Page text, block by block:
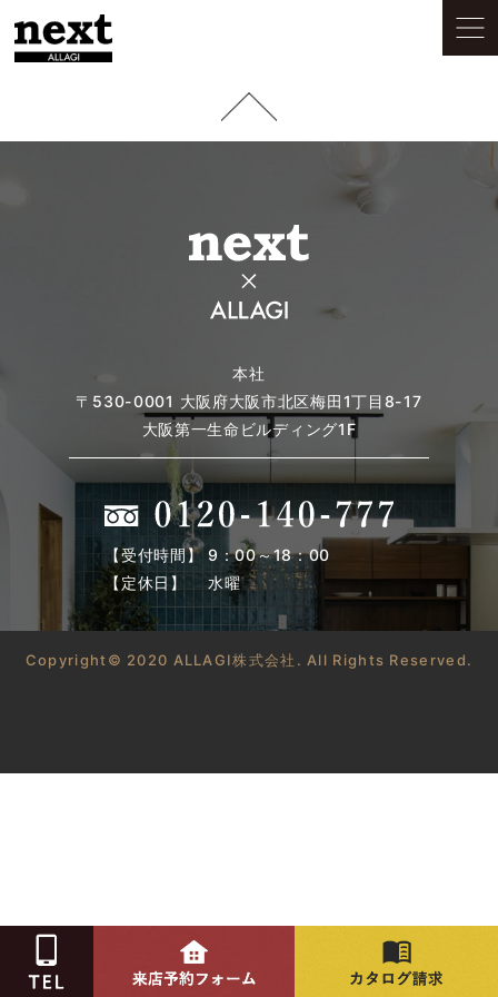
本社
〒530-0001 大阪府大阪市北区梅田1丁目8-17
大阪第一生命ビルディング1F
【受付時間】 9：00～18：00
【定休日】 水曜
Copyright© 2020 ALLAGI株式会社. All Rights Reserved.